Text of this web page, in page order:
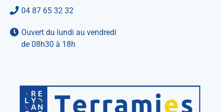
04 87 65 32 32
Ouvert du lundi au vendredi
de 08h30 à 18h